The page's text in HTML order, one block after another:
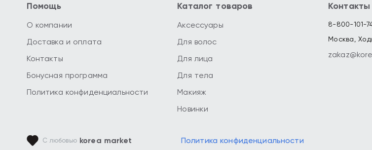
Помощь
О компании
Доставка и оплата
Контакты
Бонусная программа
Политика конфиденциальности
Каталог товаров
Аксессуары
Для волос
Для лица
Для тела
Макияж
Новинки
Контакты
8-800-101-
Москва,
С любовьюkorea market Политика конфиденциальности